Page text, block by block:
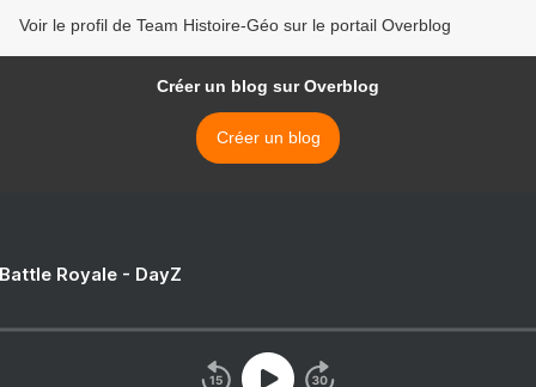
Voir le profil de Team Histoire-Géo sur le portail Overblog
Créer un blog sur Overblog
Créer un blog
Royale - DayZ